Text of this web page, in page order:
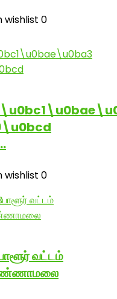
wishlist 0
wishlist 0
வட்டம்